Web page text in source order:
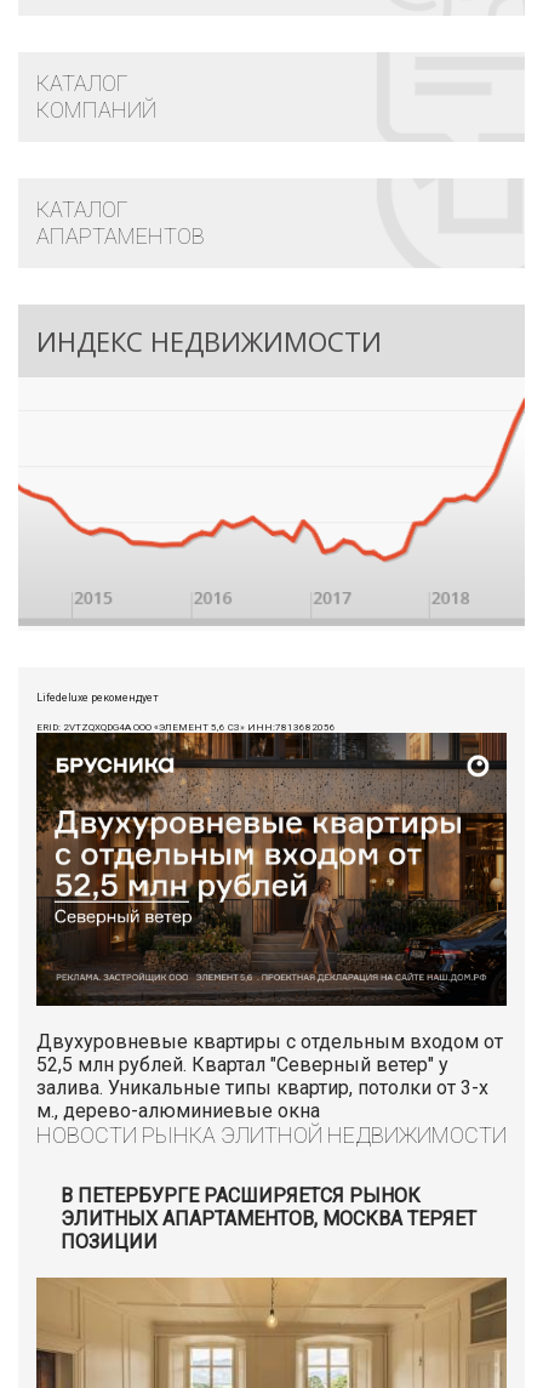
КАТАЛОГ
КОМПАНИЙ
КАТАЛОГ
АПАРТАМЕНТОВ
ИНДЕКС НЕДВИЖИМОСТИ
Lifedeluxe рекомендует
ERID: 2VTZQXQDG4A ООО «ЭЛЕМЕНТ 5,6 СЗ» ИНН:7813682056
Двухуровневые квартиры с отдельным входом от
52,5 млн рублей. Квартал "Северный ветер" у
залива. Уникальные типы квартир, потолки от 3-х
м., дерево-алюминиевые окна
НОВОСТИ РЫНКА ЭЛИТНОЙ НЕДВИЖИМОСТИ
В ПЕТЕРБУРГЕ РАСШИРЯЕТСЯ РЫНОК
ЭЛИТНЫХ АПАРТАМЕНТОВ, МОСКВА ТЕРЯЕТ
ПОЗИЦИИ